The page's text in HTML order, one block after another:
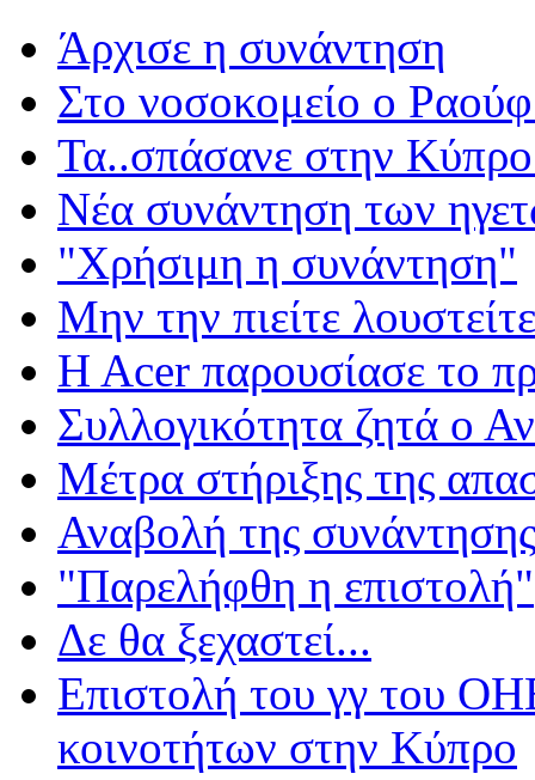
Άρχισε η συνάντηση
Στο νοσοκομείο ο
Τα..σπάσανε στην
Νέα συνάντηση των
"Χρήσιμη η συνάντηση"
Μην την πιείτε
H Acer παρουσίασε το
Συλλογικότητα ζητά ο
Μέτρα στήριξης της
Αναβολή της
"Παρελήφθη η επιστολή"
Δε θα ξεχαστεί...
Επιστολή του γγ του
κοινοτήτων στην Κύπρο